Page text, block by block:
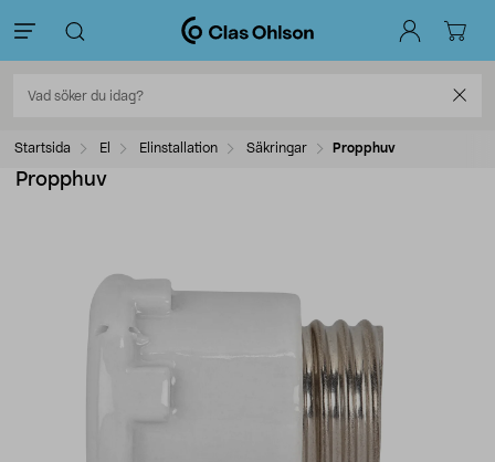
Startsida El Elinstallation Säkringar Propphuv
Propphuv